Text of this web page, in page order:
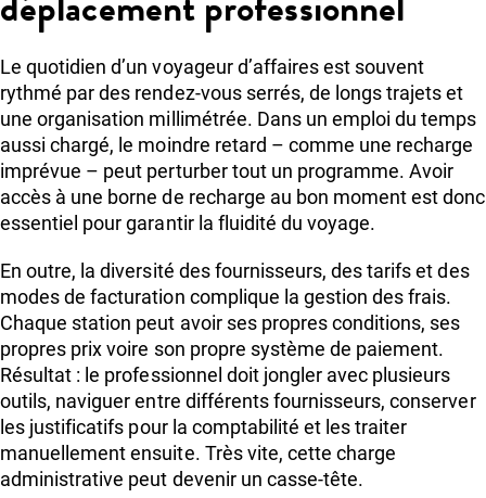
Le quotidien d’un voyageur d’affaires est souvent
rythmé par des rendez-vous serrés, de longs trajets et
une organisation millimétrée. Dans un emploi du temps
aussi chargé, le moindre retard – comme une recharge
imprévue – peut perturber tout un programme. Avoir
accès à une borne de recharge au bon moment est donc
essentiel pour garantir la fluidité du voyage.
En outre, la diversité des fournisseurs, des tarifs et des
modes de facturation complique la gestion des frais.
Chaque station peut avoir ses propres conditions, ses
propres prix voire son propre système de paiement.
Résultat : le professionnel doit jongler avec plusieurs
outils, naviguer entre différents fournisseurs, conserver
les justificatifs pour la comptabilité et les traiter
manuellement ensuite. Très vite, cette charge
administrative peut devenir un casse-tête.